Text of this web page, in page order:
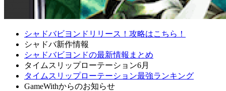
シャドバビヨンドリリース！攻略はこちら！
シャドバ新作情報
シャドバビヨンドの最新情報まとめ
タイムスリップローテーション6月
タイムスリップローテーション最強ランキング
GameWithからのお知らせ